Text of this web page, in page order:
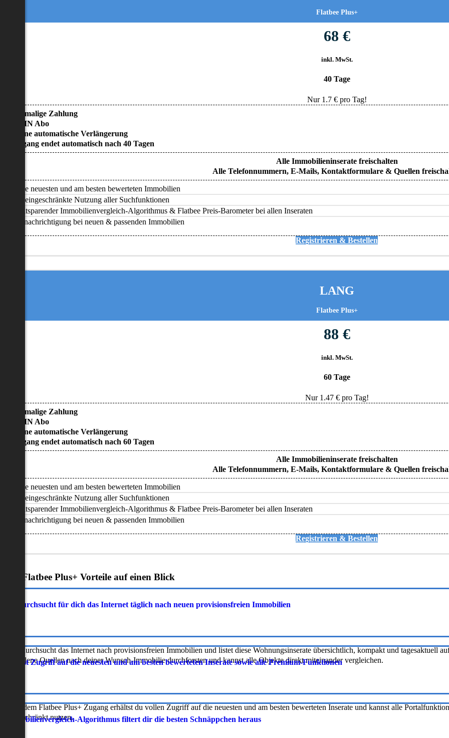
Flatbee Plus+
68 €
inkl. MwSt.
40 Tage
Nur 1.7€ pro Tag!
• Einmalige Zahlung
• KEIN Abo
• Keine automatische Verlängerung
• Zugang endet automatisch nach 40 Tagen
Alle Immobilieninserate freischalten
Alle Telefonnummern, E-Mails, Kontaktformulare & Quellen
Alle neuesten und am besten bewerteten Immobilien
Uneingeschränkte Nutzung aller Suchfunktionen
Zeitsparender Immobilienvergleich-Algorithmus & Flatbee Preis-Barometer bei allen Inseraten
Benachrichtigung bei neuen & passenden Immobilien
Registrieren & Bestellen
LANG
Flatbee Plus+
88 €
inkl. MwSt.
60 Tage
Nur 1.47€ pro Tag!
• Einmalige Zahlung
• KEIN Abo
• Keine automatische Verlängerung
• Zugang endet automatisch nach 60 Tagen
Alle Immobilieninserate freischalten
Alle Telefonnummern, E-Mails, Kontaktformulare & Quellen
Alle neuesten und am besten bewerteten Immobilien
Uneingeschränkte Nutzung aller Suchfunktionen
Zeitsparender Immobilienvergleich-Algorithmus & Flatbee Preis-Barometer bei allen Inseraten
Benachrichtigung bei neuen & passenden Immobilien
Registrieren & Bestellen
Flatbee Plus+ Vorteile auf einen Blick
durchsucht für dich das Internet täglich nach neuen provisionsfreien Immobilien
durchsucht das Internet nach provisionsfreien Immobilien und listet diese Wohnungsinserate übersichtlich, kompakt und tagesaktuell
Quellen nach deiner Wunsch-Immobilie durchforsten und kannst alle Objekte direkt miteinander vergleichen.
erhältst Zugriff auf die neuesten und am besten bewerteten Inserate sowie alle Premium-Funktionen
mit dem Flatbee Plus+ Zugang erhältst du vollen Zugriff auf die neuesten und am besten bewerteten Inserate und kannst alle
nutzen.
Immobilienvergleich-Algorithmus filtert dir die besten Schnäppchen heraus